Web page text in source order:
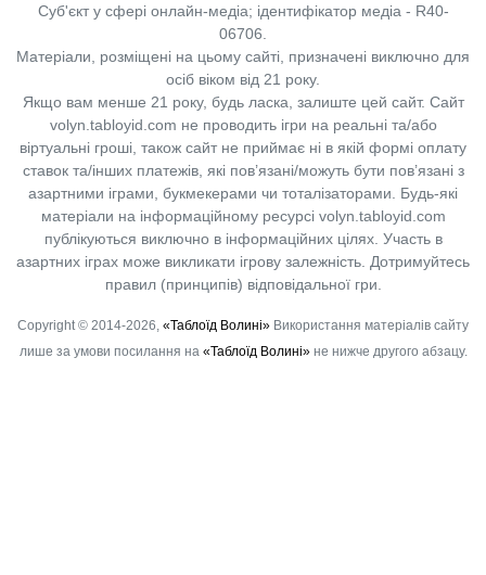
Суб'єкт у сфері онлайн-медіа; ідентифікатор медіа - R40-
06706.
Матеріали, розміщені на цьому сайті, призначені виключно для
осіб віком від 21 року.
Якщо вам менше 21 року, будь ласка, залиште цей сайт. Сайт
volyn.tabloyid.com не проводить ігри на реальні та/або
віртуальні гроші, також сайт не приймає ні в якій формі оплату
ставок та/інших платежів, які пов’язані/можуть бути пов’язані з
азартними іграми, букмекерами чи тоталізаторами. Будь-які
матеріали на інформаційному ресурсі volyn.tabloyid.com
публікуються виключно в інформаційних цілях. Участь в
азартних іграх може викликати ігрову залежність. Дотримуйтесь
правил (принципів) відповідальної гри.
Copyright © 2014-2026, «Таблоїд Волині» Використання матеріалів сайту
лише за умови посилання на «Таблоїд Волині»не нижче другого абзацу.